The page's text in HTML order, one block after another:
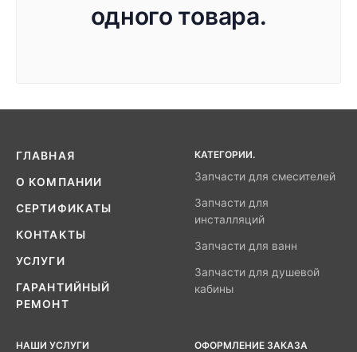
одного товара.
ГЛАВНАЯ
О КОМПАНИИ
СЕРТИФИКАТЫ
КОНТАКТЫ
УСЛУГИ
ГАРАНТИЙНЫЙ
РЕМОНТ
КАТЕГОРИИ.
Запчасти для смесителей
Запчасти для
инсталляций
Запчасти для ванн
Запчасти для душевой
кабины
НАШИ УСЛУГИ ОФОРМЛЕНИЕ ЗАКАЗА